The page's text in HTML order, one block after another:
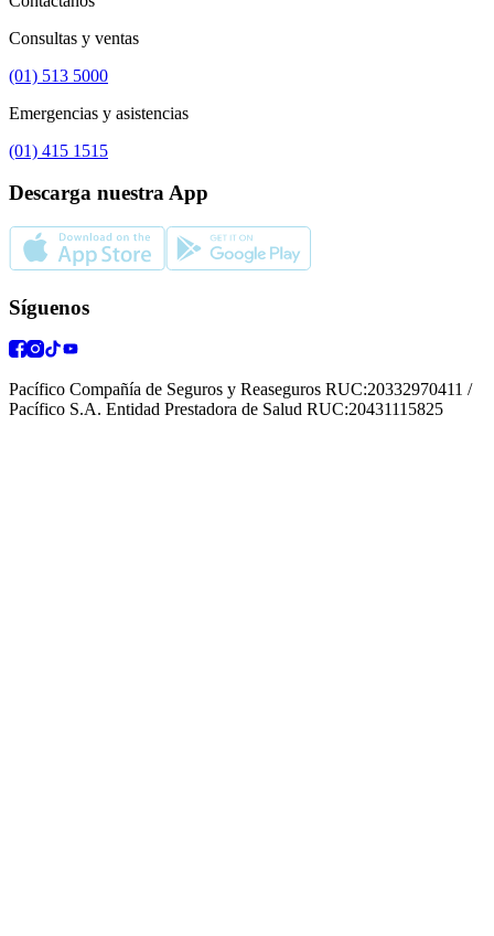
Consultas y ventas
(01) 513 5000
Emergencias y asistencias
(01) 415 1515
Descarga nuestra App
Síguenos
Pacífico Compañía de Seguros y Reaseguros RUC:20332970411 /
Pacífico S.A. Entidad Prestadora de Salud RUC:20431115825